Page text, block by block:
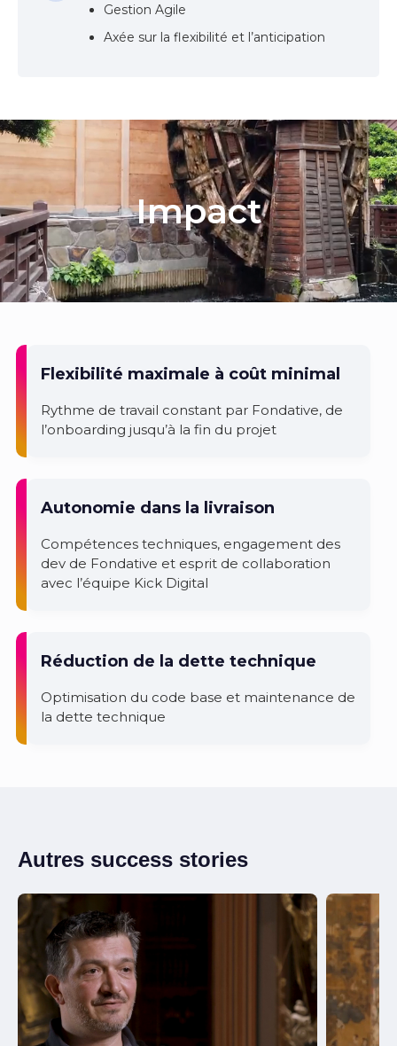
Gestion Agile
Axée sur la flexibilité et l’anticipation
Impact
Flexibilité maximale à coût minimal
Rythme de travail constant par Fondative, de
l’onboarding jusqu’à la fin du projet
Autonomie dans la livraison
Compétences techniques, engagement des
dev de Fondative et esprit de collaboration
avec l’équipe Kick Digital
Réduction de la dette technique
Optimisation du code base et maintenance de
la dette technique
Autres success stories